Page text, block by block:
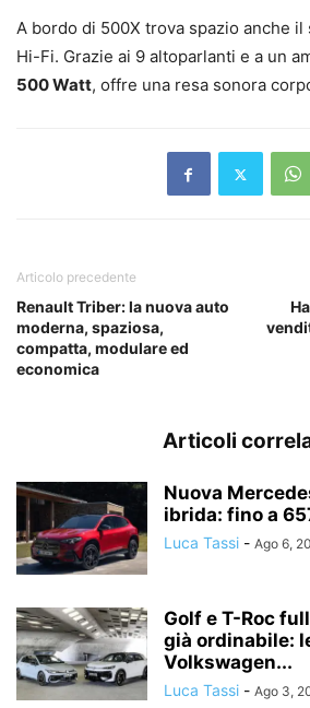
A bordo di 500X trova spazio anche il
Hi-Fi. Grazie ai 9 altoparlanti e a un
500 Watt, offre una resa sonora
Articolo precedente
Renault Triber: la nuova auto
moderna, spaziosa,
compatta, modulare ed
economica
Articoli
Nuova
ibrida: fino a
Luca Tassi - Ago 6,
Golf e T-Roc
già ordinabile:
Volkswagen...
Luca Tassi - Ago 3,